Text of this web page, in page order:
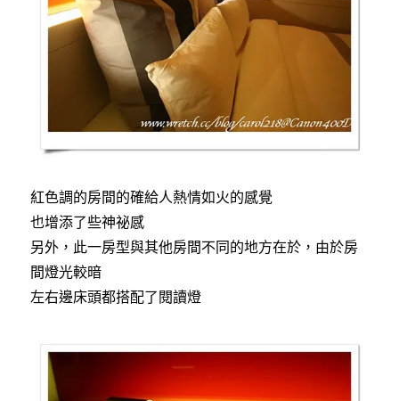
紅色調的房間的確給人熱情如火的感覺
也增添了些神祕感
另外，此一房型與其他房間不同的地方在於，由於房
間燈光較暗
左右邊床頭都搭配了閱讀燈